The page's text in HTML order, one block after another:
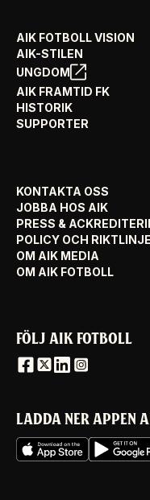
AIK FOTBOLL VISION
AIK-STILEN
UNGDOM
AIK FRAMTID FK
HISTORIK
SUPPORTER
KONTAKTA OSS
JOBBA HOS AIK
PRESS &
POLICY OCH
OM AIK MEDIA
OM AIK FOTBOLL
FÖLJ AIK FOTBOLL
LADDA NER APPEN